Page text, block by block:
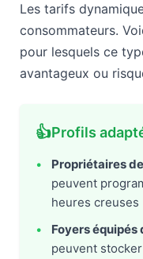
Les tarifs
consommateurs.
pour lesquels ce
avantageux ou
👍Profils
• Propriétaires
peuvent
heures creuses
•
Foyers
peuvent